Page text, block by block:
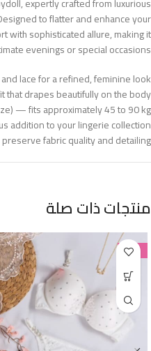
expertly crafted from luxurious
to flatter and enhance your
with sophisticated allure, making it
evenings or special occasions.
lace for a refined, feminine look
that drapes beautifully on the body
— fits approximately 45 to 90 kg.
addition to your lingerie collection
fabric quality and detailing
منتجات ذات صلة
-38%